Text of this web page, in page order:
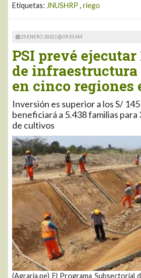
Etiquetas: JNUSHRP , riego
25 ENERO 2022 | 09:33 AM
PSI prevé ejecutar
de infraestructura
en cinco regiones
Inversión es superior a los S/
beneficiará a 5.438 familias
de cultivos
(Agraria.pe) El Programa Subsectorial